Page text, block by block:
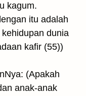
kagum.
itu adalah
dunia
kafir (55))
(Apakah
anak-anak